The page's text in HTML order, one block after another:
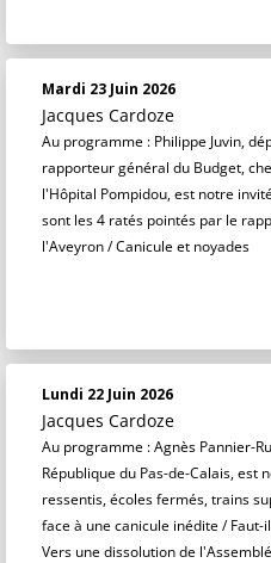
Mardi 23 Juin 2026
Jacques Cardoze
Au programme : Philippe Juvin,
rapporteur général du Budget,
l'Hôpital Pompidou, est notre
sont les 4 ratés pointés par le
l'Aveyron / Canicule et noyades
Lundi 22 Juin 2026
Jacques Cardoze
Au programme : Agnès Pannier-
République du Pas-de-Calais,
ressentis, écoles fermés, trains
face à une canicule inédite /
Vers une dissolution de